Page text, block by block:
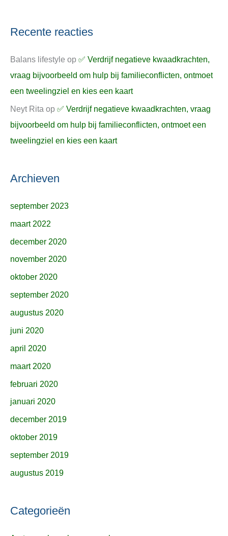
Recente reacties
Balans lifestyle op ✅ Verdrijf negatieve kwaadkrachten,
vraag bijvoorbeeld om hulp bij familieconflicten, ontmoet
een tweelingziel en kies een kaart
Neyt Rita op ✅ Verdrijf negatieve kwaadkrachten, vraag
bijvoorbeeld om hulp bij familieconflicten, ontmoet een
tweelingziel en kies een kaart
Archieven
september 2023
maart 2022
december 2020
november 2020
oktober 2020
september 2020
augustus 2020
juni 2020
april 2020
maart 2020
februari 2020
januari 2020
december 2019
oktober 2019
september 2019
augustus 2019
Categorieën